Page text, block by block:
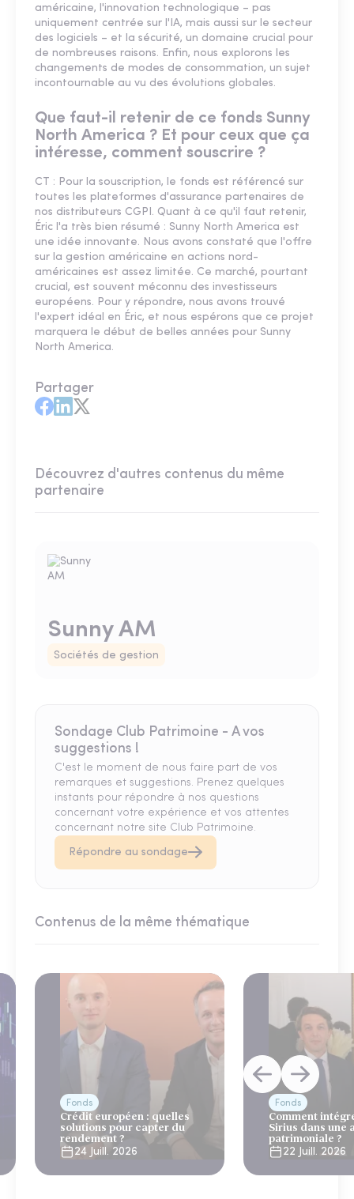
américaine, l'innovation technologique – pas
uniquement centrée sur l'IA, mais aussi sur le secteur
des logiciels – et la sécurité, un domaine crucial pour
de nombreuses raisons. Enfin, nous explorons les
changements de modes de consommation, un sujet
incontournable au vu des évolutions globales.
Que faut-il retenir de ce fonds Sunny
North America ? Et pour ceux que ça
intéresse, comment souscrire ?
CT : Pour la souscription, le fonds est référencé sur
toutes les plateformes d'assurance partenaires de
nos distributeurs CGPI. Quant à ce qu'il faut retenir,
Éric l'a très bien résumé : Sunny North America est
une idée innovante. Nous avons constaté que l'offre
sur la gestion américaine en actions nord-
américaines est assez limitée. Ce marché, pourtant
crucial, est souvent méconnu des investisseurs
européens. Pour y répondre, nous avons trouvé
l'expert idéal en Éric, et nous espérons que ce projet
marquera le début de belles années pour Sunny
North America.
Partager
Découvrez d'autres contenus du même
partenaire
Sunny AM
Sociétés de gestion
Sondage Club Patrimoine - A vos
suggestions !
C'est le moment de nous faire part de vos
remarques et suggestions. Prenez quelques
instants pour répondre à nos questions
concernant votre expérience et vos attentes
concernant notre site Club Patrimoine.
Répondre au sondage
Contenus de la même thématique
Fonds
Crédit européen : quelles
solutions pour capter du
rendement ?
24 Juill. 2026
Fonds
Comment
Sirius dans une
patrimoniale ?
22 Juill. 2026